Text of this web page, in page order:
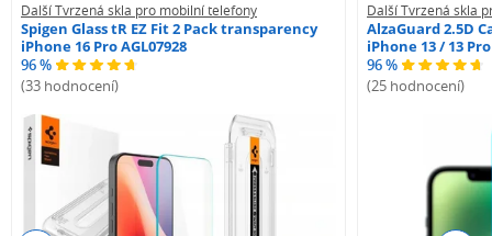
Další Tvrzená skla pro mobilní telefony
Spigen Glass tR EZ Fit 2 Pack transparency
iPhone 16 Pro AGL07928
96 %
(33 hodnocení)
Další Tvrzená skla
AlzaGuard 2.5D
iPhone 13 / 13 Pro
96 %
(25 hodnocení)